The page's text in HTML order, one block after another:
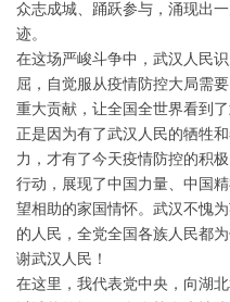
众志成城、踊跃参与，涌现出
迹。
在这场严峻斗争中，武汉人民
屈，自觉服从疫情防控大局需
重大贡献，让全国全世界看到
正是因为有了武汉人民的牺牲
力，才有了今天疫情防控的积
行动，展现了中国力量、中国
望相助的家国情怀。武汉不愧
的人民，全党全国各族人民都
谢武汉人民！
在这里，我代表党中央，向湖